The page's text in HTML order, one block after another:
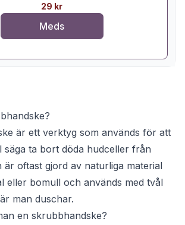
29 kr
Meds
är ett verktyg som används för att
säga ta bort döda hudceller från
är oftast gjord av naturliga material
eller bomull och används med tvål
man duschar.
en skrubbhandske?